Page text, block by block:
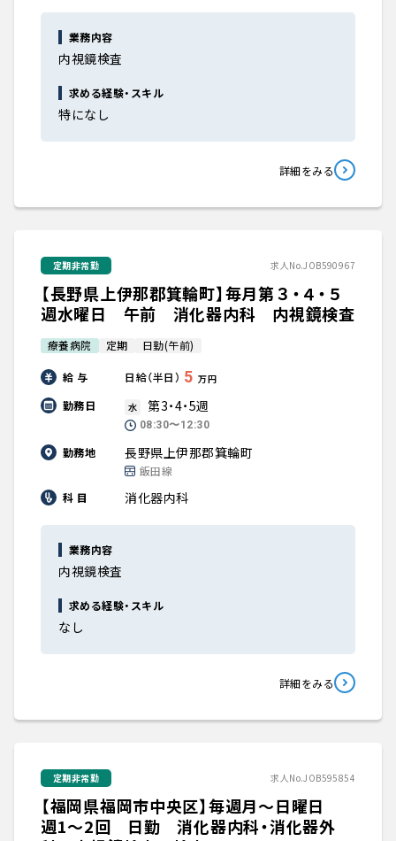
業務内容
内視鏡検査
求める経験・スキル
特になし
詳細をみる
定期非常勤 求人No.JOB590967
【長野県上伊那郡箕輪町】毎月第３・４・５
週水曜日 午前 消化器内科 内視鏡検査
療養病院 定期 日勤(午前)
給 与 日給（半日） 5 万円
勤務日 水 第3・4・5週
08:30〜12:30
勤務地 長野県上伊那郡箕輪町
飯田線
科 目
消化器内科
業務内容
内視鏡検査
求める経験・スキル
なし
詳細をみる
定期非常勤 求人No.JOB595854
【福岡県福岡市中央区】毎週月～日曜日
週1～2回 日勤 消化器内科・消化器外